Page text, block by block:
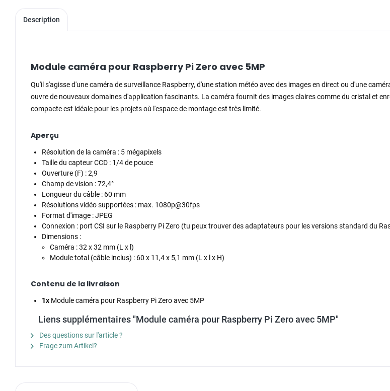
Description
Module caméra pour Raspberry Pi Zero avec 5MP
Qu'il s'agisse d'une caméra de surveillance Raspberry, d'une station météo avec des images en direct ou d'une
ouvre de nouveaux domaines d'application fascinants. La caméra fournit des images claires comme du cristal et
compacte est idéale pour les projets où l'espace de montage est très limité.
Aperçu
Résolution de la caméra : 5 mégapixels
Taille du capteur CCD : 1/4 de pouce
Ouverture (F) : 2,9
Champ de vision : 72,4°
Longueur du câble : 60 mm
Résolutions vidéo supportées : max. 1080p@30fps
Format d'image : JPEG
Connexion : port CSI sur le Raspberry Pi Zero (tu peux trouver des adaptateurs pour les versions standard du
Dimensions :
Caméra : 32 x 32 mm (L x l)
Module total (câble inclus) : 60 x 11,4 x 5,1 mm (L x l x H)
Contenu de la livraison
1x Module caméra pour Raspberry Pi Zero avec 5MP
Liens supplémentaires "Module caméra pour Raspberry Pi Zero avec 5MP"
Des questions sur l'article ?
Frage zum Artikel?